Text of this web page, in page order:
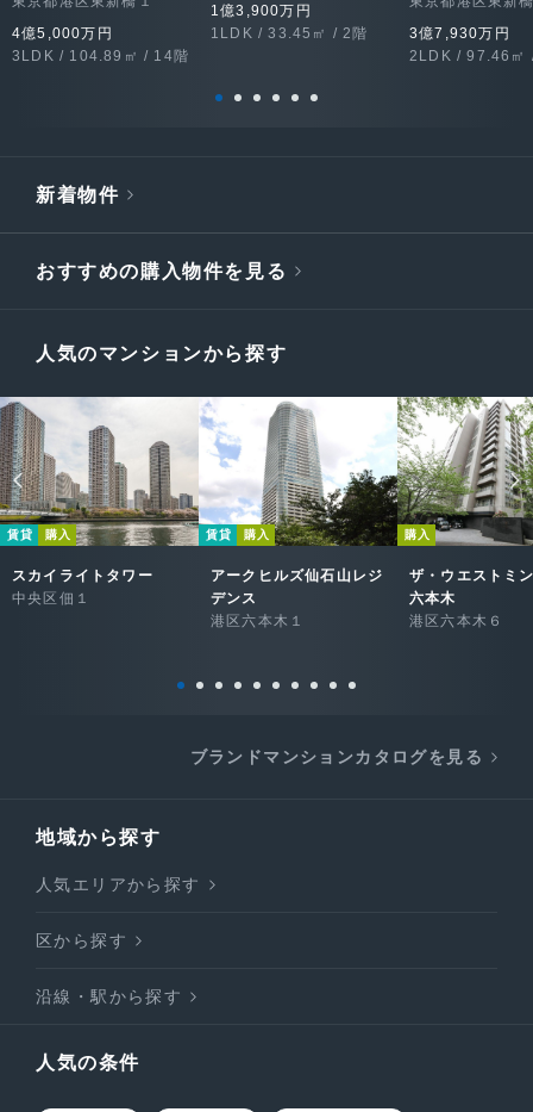
4億5,000万円
3LDK / 104.89㎡ / 14階
1億3,900万円
1LDK / 33.45㎡ / 2階
3億7,930万円
2LDK / 97.46㎡
新着物件
おすすめの購入物件を見る
人気のマンションから探す
賃貸 購入
スカイライトタワー
中央区佃１
賃貸 購入
アークヒルズ仙石山レジ
デンス
港区六本木１
購入
ザ・ウエストミ
六本木
港区六本木６
ブランドマンションカタログを見る
地域から探す
人気エリアから探す
区から探す
沿線・駅から探す
人気の条件